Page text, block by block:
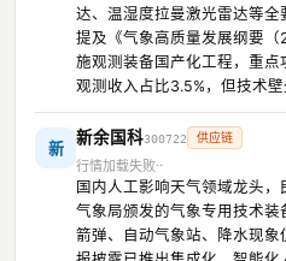
达、温湿度拉曼激光雷达等
提及《气象高质量发展纲要
施观测装备国产化工程，重
观测收入占比3.5%，但技术壁
新
新余国科300722 供应链
行情加载失败
国内人工影响天气领域龙头
气象局颁发的气象专用技术
箭弹、自动气象站、降水现